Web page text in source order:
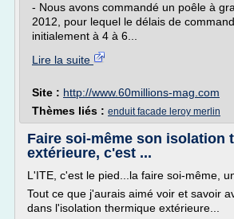
- Nous avons commandé un poêle à
2012, pour lequel le délais de
initialement à 4 à 6...
Lire la suite
Site : http://www.60millions-mag.com
Thèmes liés : enduit facade leroy merlin
Faire soi-même son isolation
extérieure, c'est ...
L'ITE, c'est le pied...la faire soi-même,
Tout ce que j'aurais aimé voir et savoir
dans l'isolation thermique extérieure...